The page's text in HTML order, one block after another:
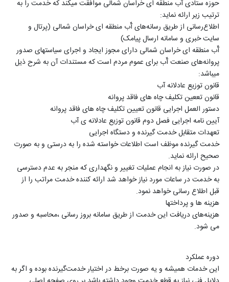
حوزه ستادی آّب منطقه ای خراسان شمالی موافقت می­کند که خدمت را به
ترتیب زیر ارائه نماید:
اطلاع‌رسانی از طریق رسانه‌های آّب منطقه ای خراسان شمالی (پرتال و
سایت خبری و سامانه ارسال پیامک)
آّب منطقه ای خراسان شمالی دارای مجوز ایجاد و اجرای سیاست­های صدور
پروانه‌های صنعت آّب برای عموم مردم است که مستندات آن به شرح ذیل
می­باشد:
قانون توزیع عادلانه آب
قانون تععین تکلیف چاه های فاقد پروانه
دستور العمل اجرایی قانون تعیین تکلیف چاه های فاقد پروانه
آیین نامه اجرایی فصل دوم قانون توزیع عادلانه ی آب
تعهدات متقابل خدمت­ گیرنده و دستگاه اجرایی
خدمت گیرنده موظف است اطلاعات خواسته شده را به درستی و به صورت
صحیح ارائه نماید.
در صورت نیاز به انجام عملیات تغییر و نگهداری که منجر به عدم دسترسی
به خدمت در ساعات مورد نیاز خواهد شد ارائه کننده خدمت مراتب را از
قبل اطلاع رسانی خواهد نمود.
هزینه­ ها و پرداخت­ها
هزینه‌های دریافت این خدمت از طریق سامانه بروز رسانی ،محاسبه و صدور
می شود.
دوره عملکرد
این خدمات همیشه و یه صورت برخط در اختیار خدمت‌گیرنده بوده و اگر به